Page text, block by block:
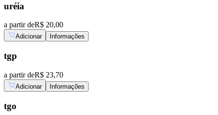
uréia
a partir deR$ 20,00
Adicionar Informações
tgp
a partir deR$ 23,70
Adicionar Informações
tgo